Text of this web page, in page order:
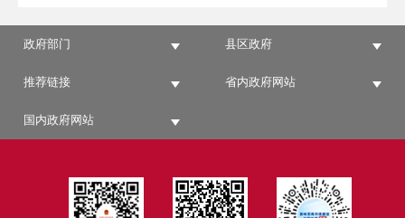
政府部门 县区政府
推荐链接 省内政府网站
国内政府网站